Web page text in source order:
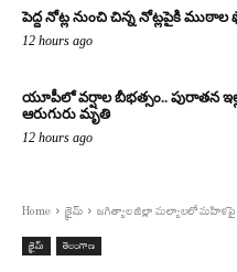
పెద్ద నోట్ల నుంచి చిన్న నోట్లపైకి ముఠాల
12 hours ago
యూపీలో వర్షాల బీభత్సం.. పురాతన
ఆరుగురు మృతి
12 hours ago